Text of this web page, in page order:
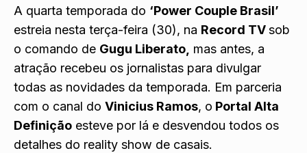
A quarta temporada do ‘Power Couple Brasil’
estreia nesta terça-feira (30), na Record TVsob
o comando de Gugu Liberato, mas antes, a
atração recebeu os jornalistas para divulgar
todas as novidades da temporada. Em parceria
com o canal do Vinicius Ramos, o Portal Alta
Definição esteve por lá e desvendou todos os
detalhes do reality show de casais.